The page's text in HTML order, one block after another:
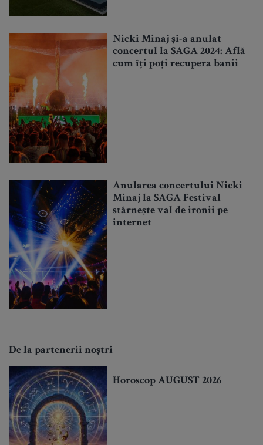
Nicki Minaj și-a anulat
concertul la SAGA 2024: Află
cum îți poți recupera banii
Anularea concertului Nicki
Minaj la SAGA Festival
stârnește val de ironii pe
internet
De la partenerii noștri
Horoscop AUGUST 2026